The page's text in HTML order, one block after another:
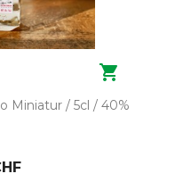

Miniatur / 5cl / 40%